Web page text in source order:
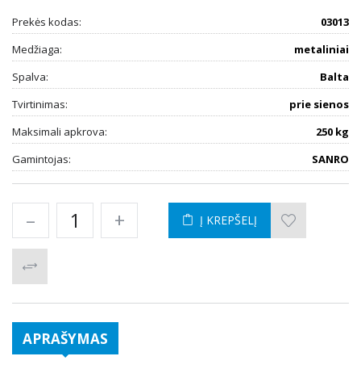
Prekės kodas:
03013
Medžiaga:
metaliniai
Spalva:
Balta
Tvirtinimas:
prie sienos
Maksimali apkrova:
250 kg
Gamintojas:
SANRO
– + Į KREPŠELĮ
APRAŠYMAS